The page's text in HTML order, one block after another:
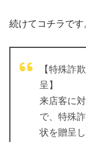
続けてコチラです
【特殊詐
呈】
来店客に
で、特殊
状を贈呈し